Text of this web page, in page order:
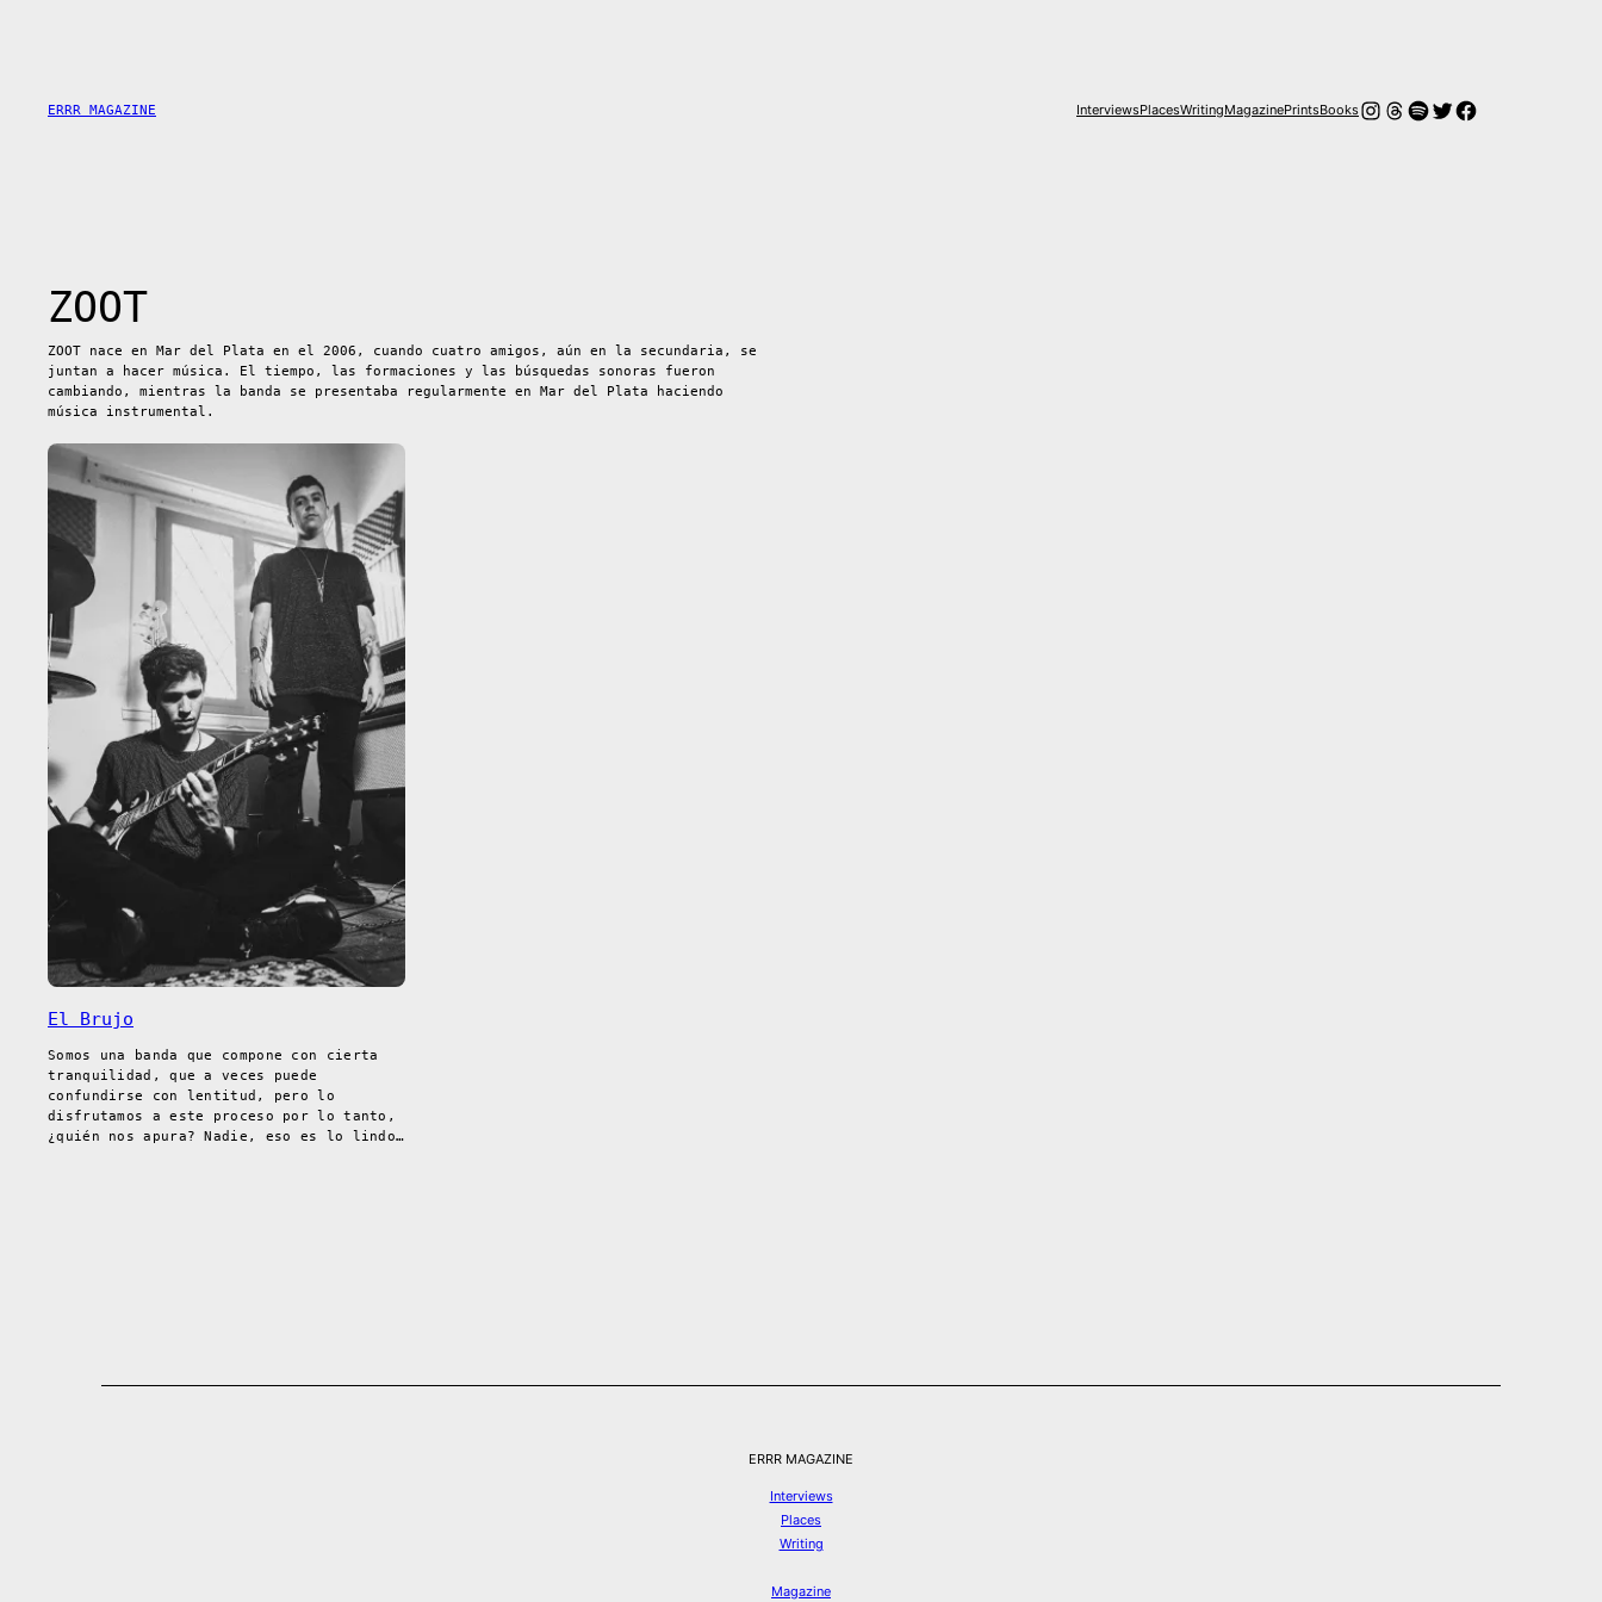
ERRR MAGAZINE InterviewsPlacesWritingMagazinePrintsBooksInstagram
Hilos
Spotify
Twitter
Facebook
ZOOT
ZOOT nace en Mar del Plata en el 2006, cuando cuatro amigos, aún en la secundaria, se
juntan a hacer música. El tiempo, las formaciones y las búsquedas sonoras fueron
cambiando, mientras la banda se presentaba regularmente en Mar del Plata haciendo
música instrumental.
El Brujo
Somos una banda que compone con cierta
tranquilidad, que a veces puede
confundirse con lentitud, pero lo
disfrutamos a este proceso por lo tanto,
¿quién nos apura? Nadie, eso es lo lindo…
ERRR MAGAZINE
Interviews
Places
Writing
Magazine